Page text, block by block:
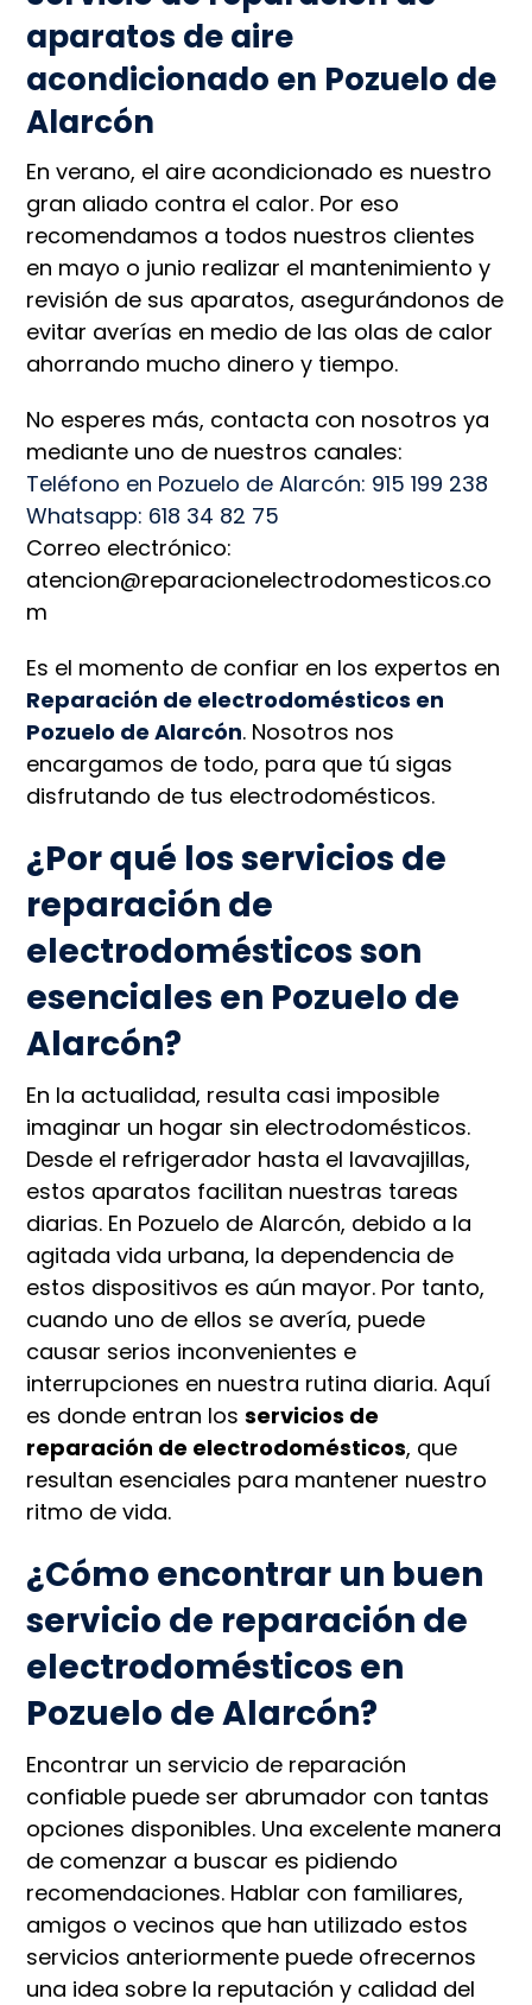
aparatos de aire
acondicionado en Pozuelo de
Alarcón
En verano, el aire acondicionado es nuestro
gran aliado contra el calor. Por eso
recomendamos a todos nuestros clientes
en mayo o junio realizar el mantenimiento y
revisión de sus aparatos, asegurándonos de
evitar averías en medio de las olas de calor
ahorrando mucho dinero y tiempo.
No esperes más, contacta con nosotros ya
mediante uno de nuestros canales:
Teléfono en Pozuelo de Alarcón: 915 199 238
Whatsapp: 618 34 82 75
Correo electrónico:
atencion@reparacionelectrodomesticos.co
m
Es el momento de confiar en los expertos en
Reparación de electrodomésticos en
Pozuelo de Alarcón. Nosotros nos
encargamos de todo, para que tú sigas
disfrutando de tus electrodomésticos.
¿Por qué los servicios de
reparación de
electrodomésticos son
esenciales en Pozuelo de
Alarcón?
En la actualidad, resulta casi imposible
imaginar un hogar sin electrodomésticos.
Desde el refrigerador hasta el lavavajillas,
estos aparatos facilitan nuestras tareas
diarias. En Pozuelo de Alarcón, debido a la
agitada vida urbana, la dependencia de
estos dispositivos es aún mayor. Por tanto,
cuando uno de ellos se avería, puede
causar serios inconvenientes e
interrupciones en nuestra rutina diaria. Aquí
es donde entran losservicios de
reparación de electrodomésticos, que
resultan esenciales para mantener nuestro
ritmo de vida.
¿Cómo encontrar un buen
servicio de reparación de
electrodomésticos en
Pozuelo de Alarcón?
Encontrar un servicio de reparación
confiable puede ser abrumador con tantas
opciones disponibles. Una excelente manera
de comenzar a buscar es pidiendo
recomendaciones. Hablar con familiares,
amigos o vecinos que han utilizado estos
servicios anteriormente puede ofrecernos
una idea sobre la reputación y calidad del